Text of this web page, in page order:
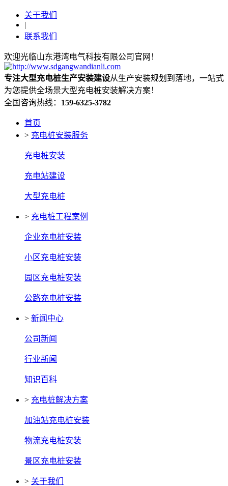
关于我们
|
联系我们
欢迎光临山东港湾电气科技有限公司官网！
专注大型充电桩生产安装建设从生产安装规划到落地，一站式
为您提供全场景大型充电桩安装解决方案！
全国咨询热线： 159-6325-3782
首页
> 充电桩安装服务
充电桩安装
充电站建设
大型充电桩
> 充电桩工程案例
企业充电桩安装
小区充电桩安装
园区充电桩安装
公路充电桩安装
> 新闻中心
公司新闻
行业新闻
知识百科
> 充电桩解决方案
加油站充电桩安装
物流充电桩安装
景区充电桩安装
> 关于我们